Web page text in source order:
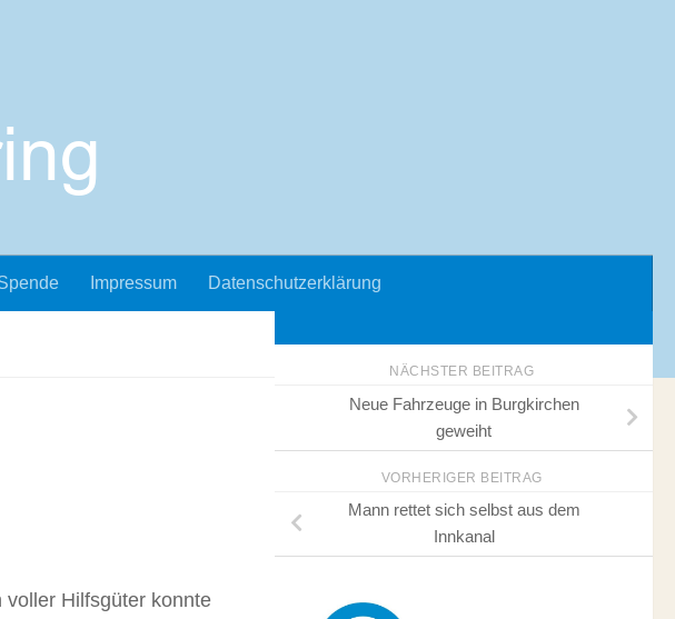
Impressum Datenschutzerklärung
voller Hilfsgüter konnte
NÄCHSTER BEITRAG
Neue Fahrzeuge in Burgkirchen
geweiht
VORHERIGER BEITRAG
Mann rettet sich selbst aus dem
Innkanal